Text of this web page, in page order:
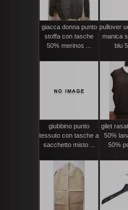
giacca donna punto
stoffa con tasche
50% merinos ...
pullover
manica
blu
giubbino punto
tessuto con tasche a
sacchetto misto ...
gilet
50%
50%